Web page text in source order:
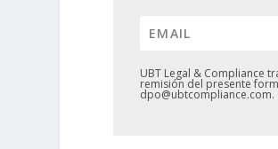
UBT Legal & Compliance
remisión del presente
dpo@ubtcompliance.com.